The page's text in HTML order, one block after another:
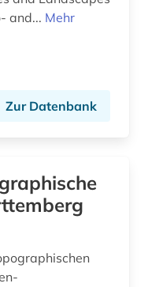
entwicklungszusammenarbeit (3)
and... Mehr
Zur Datenbank